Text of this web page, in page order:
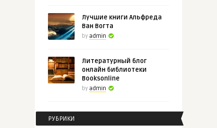
Лучшие книги Альфреда
Ван Вогта
by admin
Литературный блог
онлайн библиотеки
Booksonline
by admin
РУБРИКИ